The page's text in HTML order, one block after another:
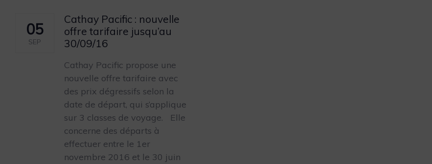
05
SEP
Cathay Pacific : nouvelle
offre tarifaire jusqu’au
30/09/16
Cathay Pacific propose une
nouvelle offre tarifaire avec
des prix dégressifs selon la
date de départ, qui s’applique
sur 3 classes de voyage. Elle
concerne des départs à
effectuer entre le 1er
novembre 2016 et le 30 juin